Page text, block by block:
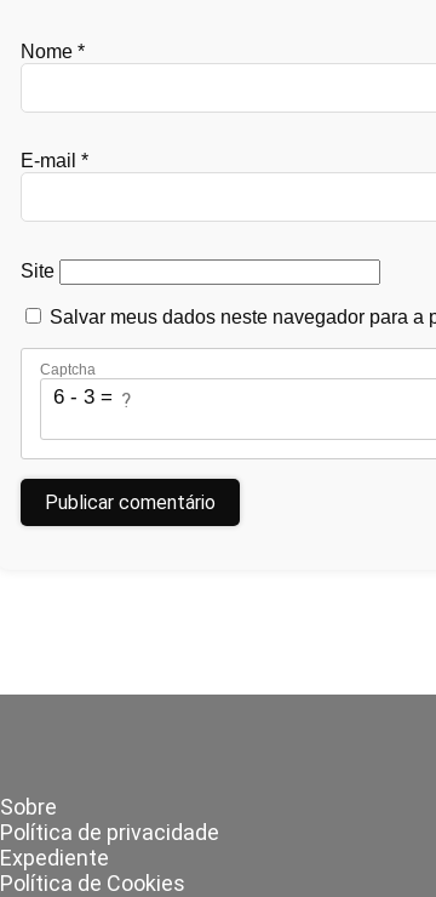
Nome *
E-mail *
Site
Salvar meus dados neste navegador para a
Captcha
6 - 3 = ?
Sobre
Política de privacidade
Expediente
Política de Cookies